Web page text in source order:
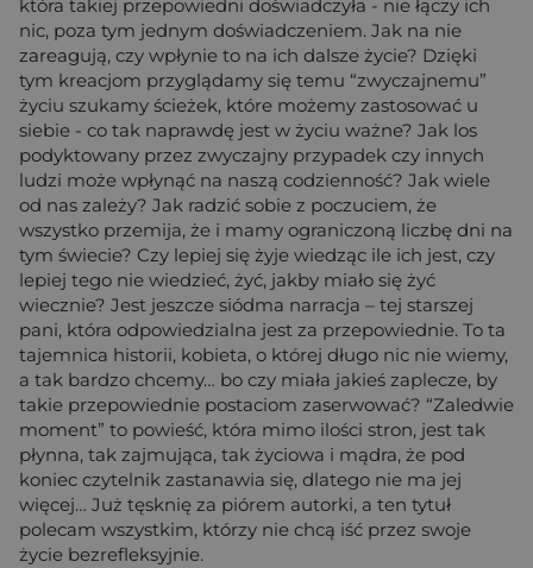
która takiej przepowiedni doświadczyła - nie łączy ich
nic, poza tym jednym doświadczeniem. Jak na nie
zareagują, czy wpłynie to na ich dalsze życie? Dzięki
tym kreacjom przyglądamy się temu “zwyczajnemu”
życiu szukamy ścieżek, które możemy zastosować u
siebie - co tak naprawdę jest w życiu ważne? Jak los
podyktowany przez zwyczajny przypadek czy innych
ludzi może wpłynąć na naszą codzienność? Jak wiele
od nas zależy? Jak radzić sobie z poczuciem, że
wszystko przemija, że i mamy ograniczoną liczbę dni na
tym świecie? Czy lepiej się żyje wiedząc ile ich jest, czy
lepiej tego nie wiedzieć, żyć, jakby miało się żyć
wiecznie? Jest jeszcze siódma narracja – tej starszej
pani, która odpowiedzialna jest za przepowiednie. To ta
tajemnica historii, kobieta, o której długo nic nie wiemy,
a tak bardzo chcemy… bo czy miała jakieś zaplecze, by
takie przepowiednie postaciom zaserwować? “Zaledwie
moment” to powieść, która mimo ilości stron, jest tak
płynna, tak zajmująca, tak życiowa i mądra, że pod
koniec czytelnik zastanawia się, dlatego nie ma jej
więcej… Już tęsknię za piórem autorki, a ten tytuł
polecam wszystkim, którzy nie chcą iść przez swoje
życie bezrefleksyjnie.